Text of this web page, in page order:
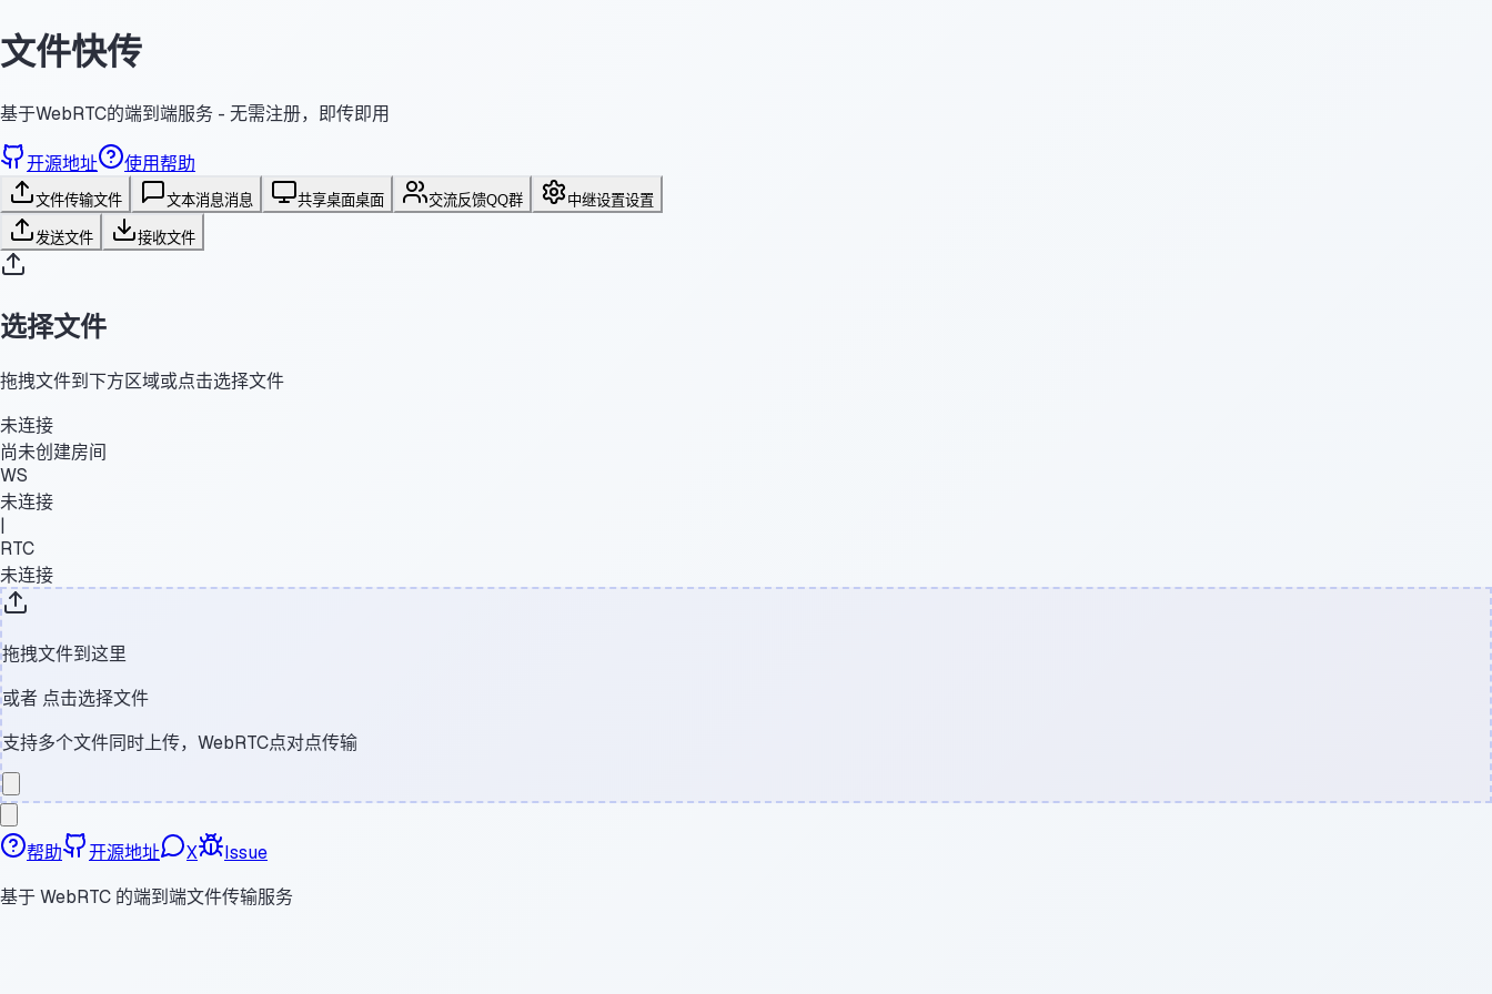
文件快传
基于WebRTC的端到端服务 - 无需注册，即传即用
开源地址 使用帮助
文件传输文件 文本消息消息 共享桌面桌面 交流反馈QQ群 中继设置设置
发送文件 接收文件
选择文件
拖拽文件到下方区域或点击选择文件
未连接
尚未创建房间
WS
未连接
|
RTC
未连接
拖拽文件到这里
或者 点击选择文件
支持多个文件同时上传，WebRTC点对点传输
帮助 开源地址 X
Issue
基于 WebRTC 的端到端文件传输服务